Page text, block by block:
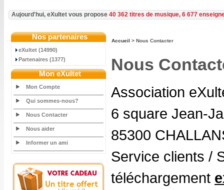
Aujourd'hui, eXultet vous propose 40 362 titres de musique, 6 677
Nos partenaires
eXultet (14990)
Partenaires (1377)
Mon eXultet
Mon Compte
Qui sommes-nous?
Nous Contacter
Nous aider
Informer un ami
Accueil > Nous Contacter
Nous
Association
6 square Jean-
85300
Service clients /
téléchargement